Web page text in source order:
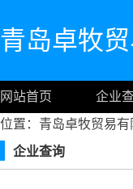
青岛卓牧
网站首页 企业
位置：青岛卓牧贸易有
企业查询